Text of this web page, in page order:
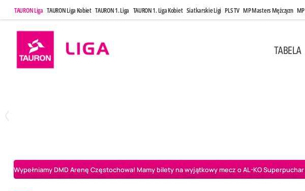
TAURON Liga TAURON Liga Kobiet TAURON 1. Liga TAURON 1. Liga Kobiet Siatkarskie Ligi PLS TV MP Masters Mężczyzn
TABELA
Wypełniamy DMD Arenę Częstochowa! Mamy bilety na wyjątkowy mecz o AL-KO